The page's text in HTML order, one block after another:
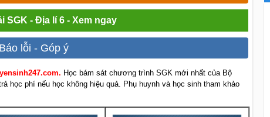
SGK - Địa lí 6 - Xem ngay
Báo lỗi - Góp ý
Học bám sát chương trình SGK mới nhất của Bộ
học phí nếu học không hiệu quả. Phụ huynh và học sinh tham khảo